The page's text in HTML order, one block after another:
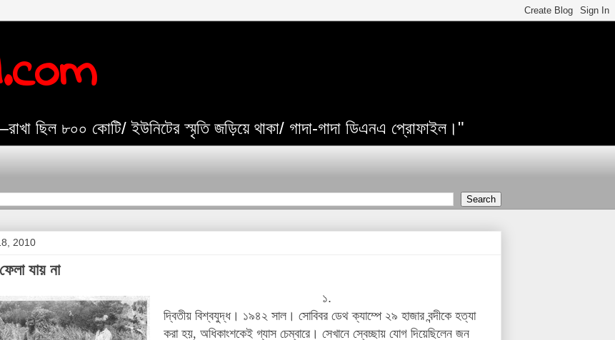
ছিল ৮০০ কোটি/ ইউনিটের স্মৃতি জড়িয়ে থাকা/ গাদা-গাদা ডিএনএ প্রোফাইল।"
2010
যায় না
১.
দ্বিতীয় বিশ্বযুদ্ধ। ১৯৪২ সাল। সোবিবর ডেথ ক্যাম্পে ২৯ হাজার বন্দীকে হত্যা
করা হয়, অধিকাংশকেই গ্যাস চেম্বারে। সেখানে স্বেচ্ছায় যোগ দিয়েছিলেন জন